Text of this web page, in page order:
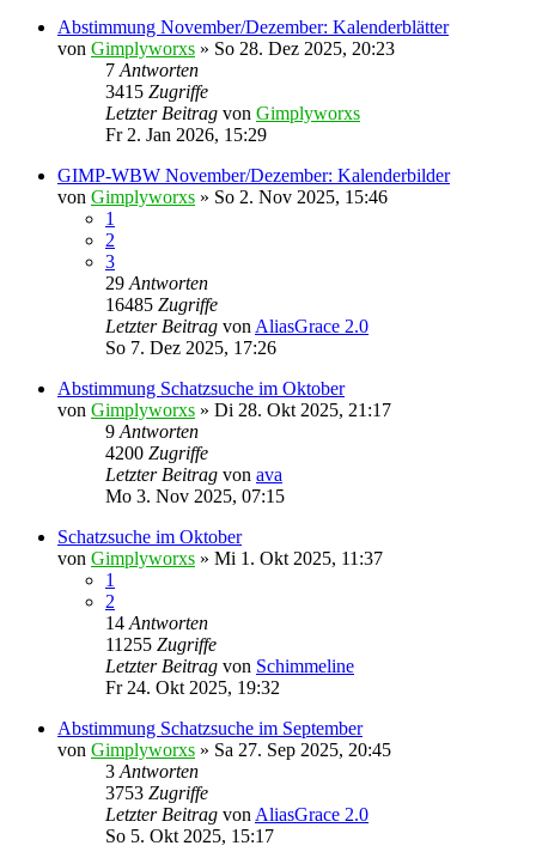
Abstimmung November/Dezember: Kalenderblätter
von Gimplyworxs » So 28. Dez 2025, 20:23
7 Antworten
3415 Zugriffe
Letzter Beitrag von Gimplyworxs
Fr 2. Jan 2026, 15:29
GIMP-WBW November/Dezember: Kalenderbilder
von Gimplyworxs » So 2. Nov 2025, 15:46
1
2
3
29 Antworten
16485 Zugriffe
Letzter Beitrag von AliasGrace 2.0
So 7. Dez 2025, 17:26
Abstimmung Schatzsuche im Oktober
von Gimplyworxs » Di 28. Okt 2025, 21:17
9 Antworten
4200 Zugriffe
Letzter Beitrag von ava
Mo 3. Nov 2025, 07:15
Schatzsuche im Oktober
von Gimplyworxs » Mi 1. Okt 2025, 11:37
1
2
14 Antworten
11255 Zugriffe
Letzter Beitrag von Schimmeline
Fr 24. Okt 2025, 19:32
Abstimmung Schatzsuche im September
von Gimplyworxs » Sa 27. Sep 2025, 20:45
3 Antworten
3753 Zugriffe
Letzter Beitrag von AliasGrace 2.0
So 5. Okt 2025, 15:17